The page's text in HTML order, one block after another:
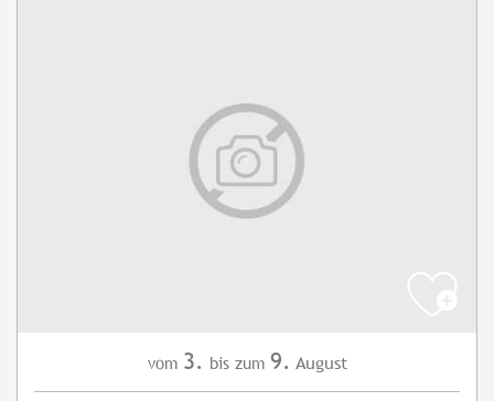
vom 3. bis zum 9. August